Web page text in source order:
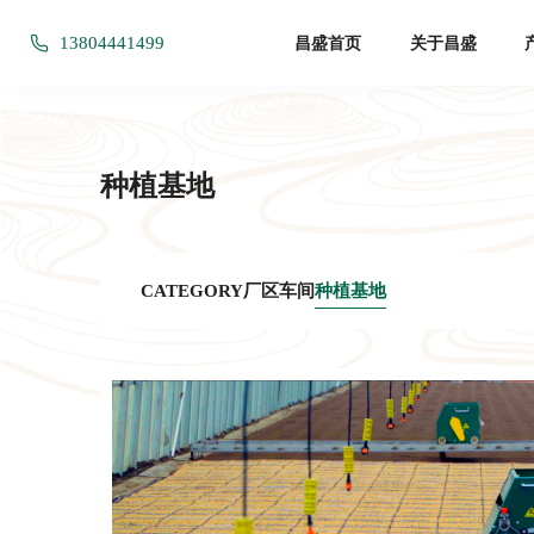
13804441499 昌盛首页 关于昌盛
种植基地
厂区车间种植基地